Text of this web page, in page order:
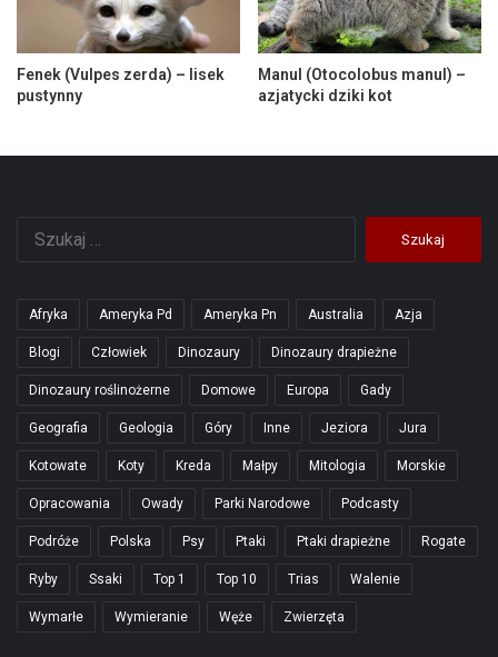
Fenek (Vulpes zerda) – lisek
pustynny
Manul (Otocolobus manul) –
azjatycki dziki kot
Afryka Ameryka Pd Ameryka Pn Australia Azja
Blogi Człowiek Dinozaury Dinozaury drapieżne
Dinozaury roślinożerne Domowe Europa Gady
Geografia Geologia Góry Inne Jeziora Jura
Kotowate Koty Kreda Małpy Mitologia Morskie
Opracowania Owady Parki Narodowe Podcasty
Podróże Polska Psy Ptaki Ptaki drapieżne Rogate
Ryby Ssaki Top 1 Top 10 Trias Walenie
Wymarłe Wymieranie Węże Zwierzęta